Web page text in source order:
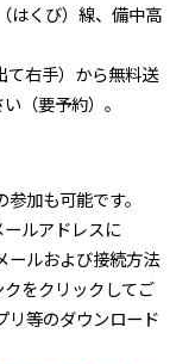
はくび）線、備中高
右手）から無料送
（要予約）。
加も可能です。
ルアドレスに
ルおよび接続方法
をクリックしてご
等のダウンロード